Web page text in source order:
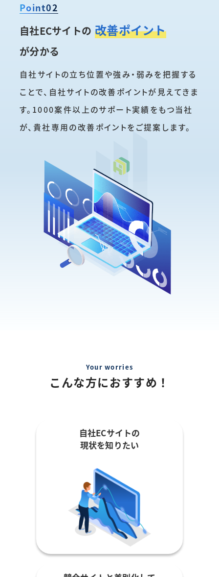
Point02
自社ECサイトの 改善ポイント
が分かる
自社サイトの立ち位置や強み・弱みを把握する
ことで、 自社サイトの改善ポイントが見えてきま
す。 1000案件以上のサポート実績をもつ当社
が、貴社専用の改善ポイントをご提案します。
Your worries
こんな方におすすめ！
自社ECサイトの
現状を知りたい